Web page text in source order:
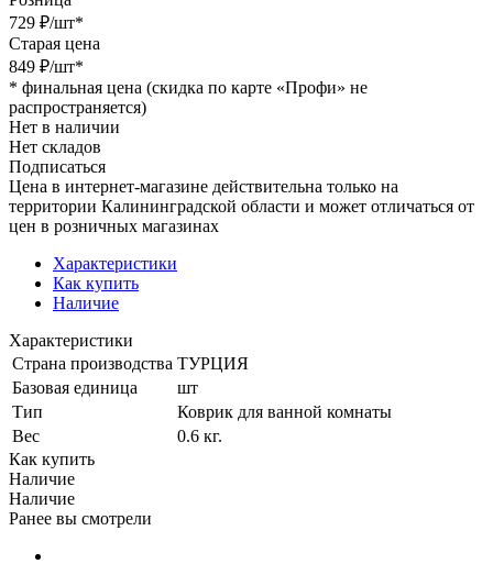
729 ₽/шт*
Старая цена
849 ₽/шт*
* финальная цена (скидка по карте «Профи» не
распространяется)
Нет в наличии
Нет складов
Подписаться
Цена в интернет-магазине действительна только на
территории Калининградской области и может отличаться от
цен в розничных магазинах
Характеристики
Как купить
Наличие
Характеристики
Страна производства ТУРЦИЯ
Базовая единица
шт
Тип
Коврик для ванной комнаты
Вес
0.6 кг.
Как купить
Наличие
Наличие
Ранее вы смотрели